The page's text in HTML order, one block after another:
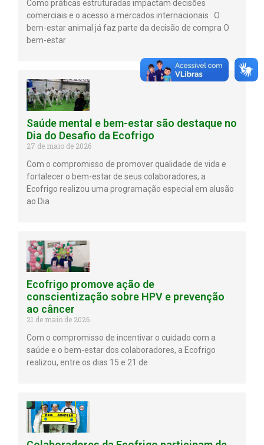
Como práticas estruturadas impactam decisões
comerciais e o acesso a mercados internacionais O
bem-estar animal já faz parte da decisão de compra O
bem-estar
Saúde mental e bem-estar são destaque no
Dia do Desafio da Ecofrigo
27 de maio de 2026
Com o compromisso de promover qualidade de vida e
fortalecer o bem-estar de seus colaboradores, a
Ecofrigo realizou uma programação especial em alusão
ao Dia
Ecofrigo promove ação de
conscientização sobre HPV e prevenção
ao câncer
21 de maio de 2026
Com o compromisso de incentivar o cuidado com a
saúde e o bem-estar dos colaboradores, a Ecofrigo
realizou, entre os dias 15 e 21 de